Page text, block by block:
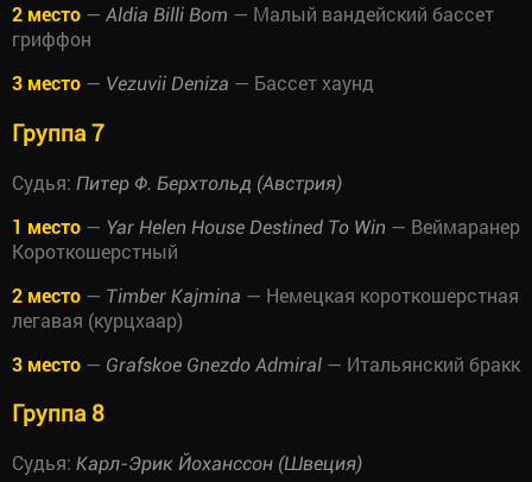
2 место — Aldia Billi Bom — Малый вандейский бассет
гриффон
3 место — Vezuvii Deniza — Бассет хаунд
Группа 7
Судья: Питер Ф. Берхтольд (Австрия)
1 место — Yar Helen House Destined To Win — Веймаранер
Короткошерстный
2 место — Timber Kajmina — Немецкая короткошерстная
легавая (курцхаар)
3 место — Grafskoe Gnezdo Admiral — Итальянский бракк
Группа 8
Судья: Карл-Эрик Йоханссон (Швеция)